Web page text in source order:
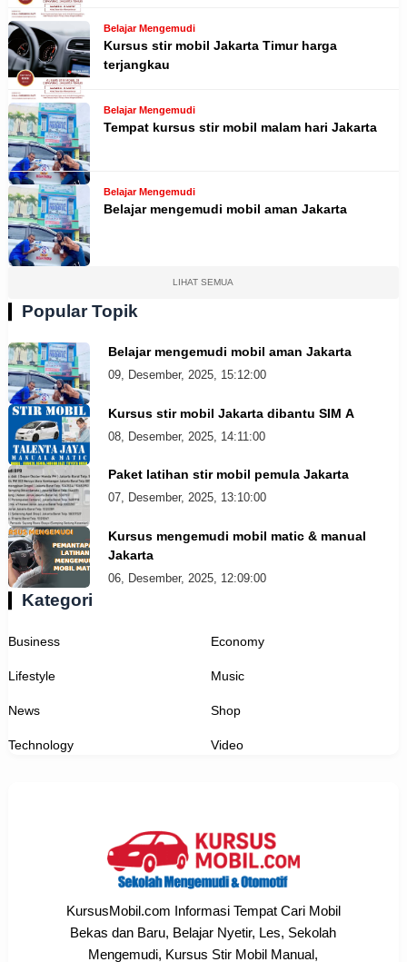
Belajar Mengemudi
Kursus stir mobil Jakarta Timur harga
terjangkau
Belajar Mengemudi
Tempat kursus stir mobil malam hari Jakarta
Belajar Mengemudi
Belajar mengemudi mobil aman Jakarta
LIHAT SEMUA
Popular Topik
Belajar mengemudi mobil aman Jakarta
09, Desember, 2025, 15:12:00
Kursus stir mobil Jakarta dibantu SIM A
08, Desember, 2025, 14:11:00
Paket latihan stir mobil pemula Jakarta
07, Desember, 2025, 13:10:00
Kursus mengemudi mobil matic & manual
Jakarta
06, Desember, 2025, 12:09:00
Kategori
Business Economy
Lifestyle Music
News Shop
Technology Video
KursusMobil.com Informasi Tempat Cari Mobil
Bekas dan Baru, Belajar Nyetir, Les, Sekolah
Mengemudi, Kursus Stir Mobil Manual,